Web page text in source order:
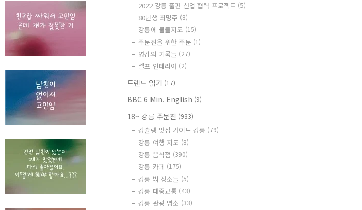
2022 강릉 출판 산업 협력 프로젝트 (5)
80년생 최명주 (8)
강릉에 물들지도 (15)
주문진을 위한 주문 (1)
영감의 기록들 (27)
셀프 인테리어 (2)
트렌드 읽기 (17)
BBC 6 Min. English (9)
18~ 강릉 주문진 (933)
강슐랭 맛집 가이드 강릉 (79)
강릉 여행 지도 (8)
강릉 음식점 (390)
강릉 카페 (175)
강릉 밖 장소들 (5)
강릉 대중교통 (43)
강릉 관광 명소 (33)